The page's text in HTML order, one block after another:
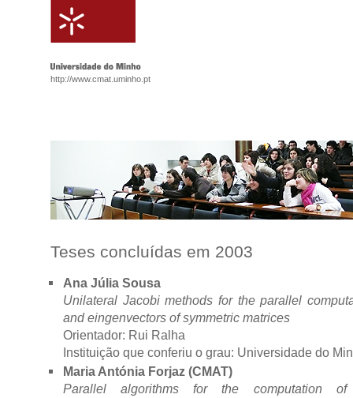
http://www.cmat.uminho.pt
Teses concluídas em 2003
Ana Júlia Sousa
Unilateral Jacobi methods for the parallel
and eingenvectors of symmetric matrices
Orientador: Rui Ralha
Instituição que conferiu o grau: Universidade do
Maria Antónia Forjaz (CMAT)
Parallel algorithms for the computation of